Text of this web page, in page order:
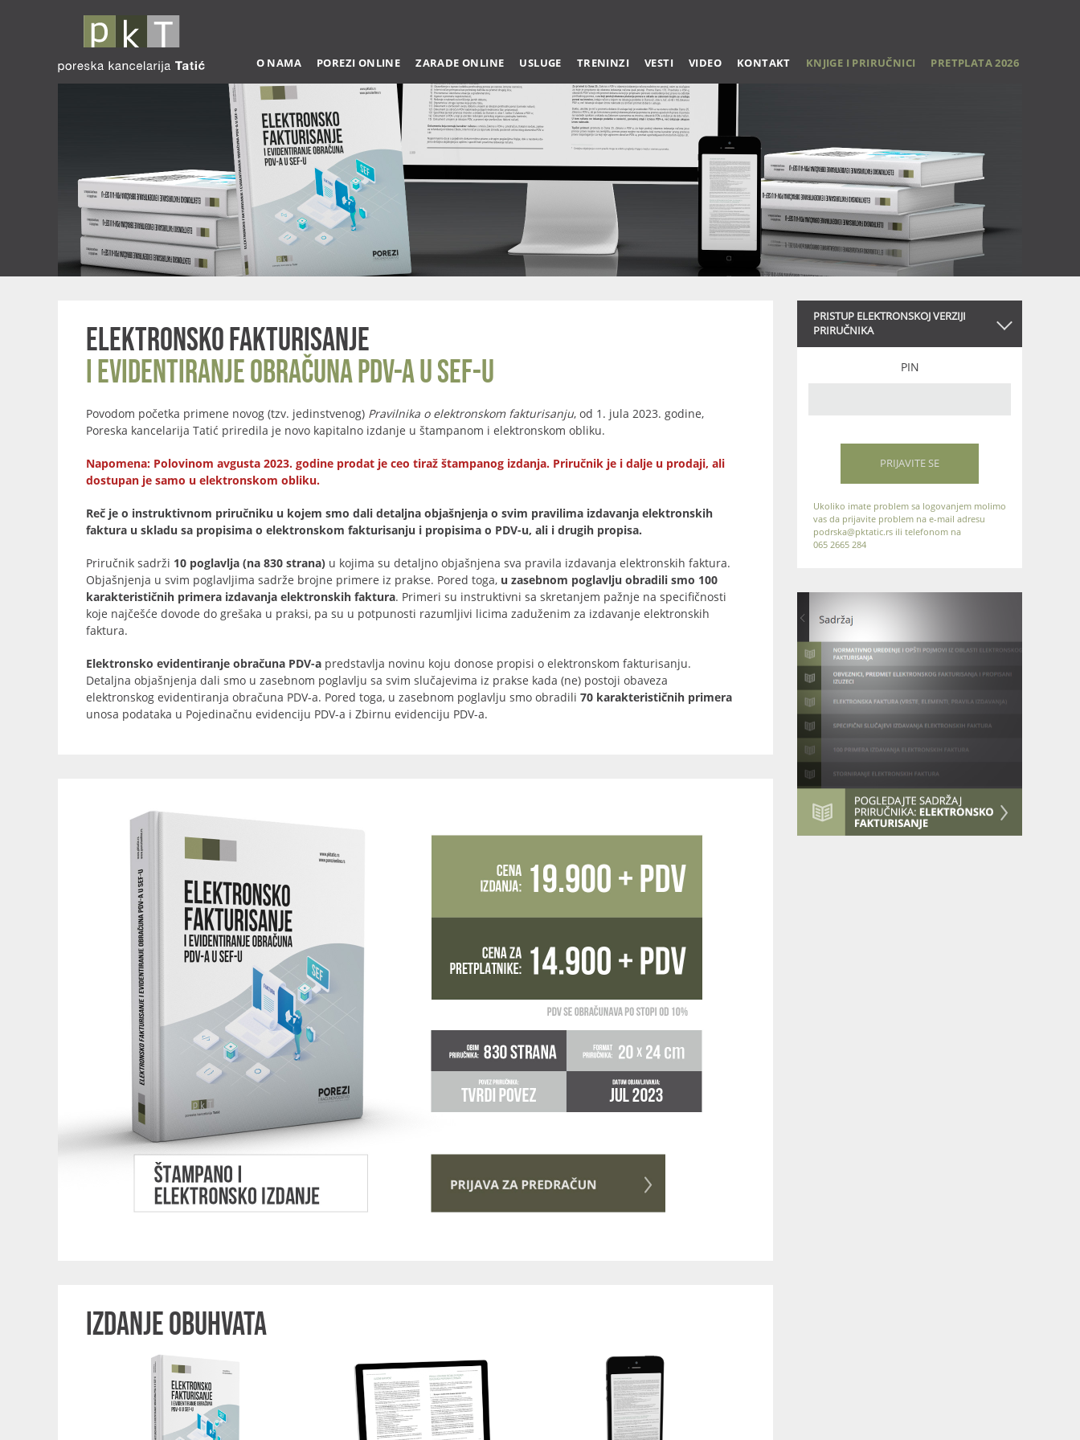
O NAMA POREZI ONLINE ZARADE ONLINE USLUGE TRENINZI VESTI VIDEO KONTAKT KNJIGE I PRIRUČNICI PRETPLATA 2026
Elektronsko fakturisanje
i evidentiranje obračuna PDV-a u SEF-u
Povodom početka primene novog (tzv. jedinstvenog) Pravilnika o elektronskom fakturisanju, od 1. jula 2023. godine,
Poreska kancelarija Tatić priredila je novo kapitalno izdanje u štampanom i elektronskom obliku.
Napomena: Polovinom avgusta 2023. godine prodat je ceo tiraž štampanog izdanja. Priručnik je i dalje u prodaji, ali
dostupan je samo u elektronskom obliku.
Reč je o instruktivnom priručniku u kojem smo dali detaljna objašnjenja o svim pravilima izdavanja elektronskih
faktura u skladu sa propisima o elektronskom fakturisanju i propisima o PDV-u, ali i drugih propisa.
Priručnik sadrži 10 poglavlja (na 830 strana) u kojima su detaljno objašnjena sva pravila izdavanja elektronskih faktura.
Objašnjenja u svim poglavljima sadrže brojne primere iz prakse. Pored toga, u zasebnom poglavlju obradili smo 100
karakterističnih primera izdavanja elektronskih faktura. Primeri su instruktivni sa skretanjem pažnje na specifičnosti
koje najčešće dovode do grešaka u praksi, pa su u potpunosti razumljivi licima zaduženim za izdavanje elektronskih
faktura.
Elektronsko evidentiranje obračuna PDV-a predstavlja novinu koju donose propisi o elektronskom fakturisanju.
Detaljna objašnjenja dali smo u zasebnom poglavlju sa svim slučajevima iz prakse kada (ne) postoji obaveza
elektronskog evidentiranja obračuna PDV-a. Pored toga, u zasebnom poglavlju smo obradili 70 karakterističnih primera
unosa podataka u Pojedinačnu evidenciju PDV-a i Zbirnu evidenciju PDV-a.
IZDANJE OBUHVATA
PRISTUP ELEKTRONSKOJ VERZIJI
PRIRUČNIKA
PIN
PRIJAVITE SE
Ukoliko imate problem sa logovanjem molimo
vas da prijavite problem na e-mail adresu
podrska@pktatic.rs ili telefonom na
065 2665 284